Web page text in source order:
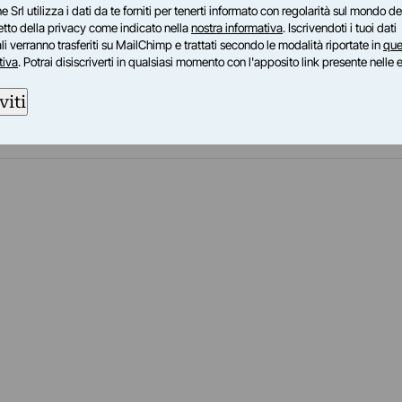
nonostante abbiano alle spalle almeno quarant’anni
di ampio respiro, ormai storicizzato, oggi in
Srl utilizza i dati da te forniti per tenerti informato con regolarità sul mondo
della privacy come indicato nellanostra informativa. Iscrivendoti i tuoi dati
verranno trasferiti su MailChimp e trattati secondo le modalità riportate in
. Potrai disiscriverti in qualsiasi momento con l'apposito link presente nelle